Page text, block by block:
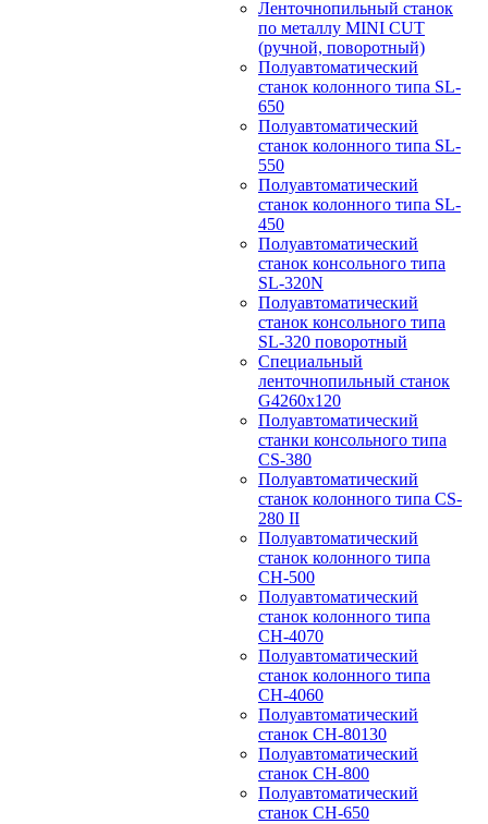
Ленточнопильный станок
по металлу MINI CUT
(ручной, поворотный)
Полуавтоматический
станок колонного типа SL-
650
Полуавтоматический
станок колонного типа SL-
550
Полуавтоматический
станок колонного типа SL-
450
Полуавтоматический
станок консольного типа
SL-320N
Полуавтоматический
станок консольного типа
SL-320 поворотный
Специальный
ленточнопильный станок
G4260x120
Полуавтоматический
станки консольного типа
CS-380
Полуавтоматический
станок колонного типа CS-
280 II
Полуавтоматический
станок колонного типа
CH-500
Полуавтоматический
станок колонного типа
CH-4070
Полуавтоматический
станок колонного типа
CH-4060
Полуавтоматический
станок CH-80130
Полуавтоматический
станок CH-800
Полуавтоматический
станок CH-650